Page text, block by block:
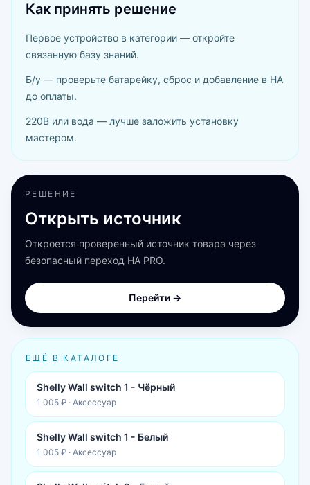
Как принять решение
Первое устройство в категории — откройте
связанную базу знаний.
Б/у — проверьте батарейку, сброс и добавление в HA
до оплаты.
220В или вода — лучше заложить установку
мастером.
РЕШЕНИЕ
Открыть источник
Откроется проверенный источник товара через
безопасный переход HA PRO.
Перейти →
ЕЩЁ В КАТАЛОГЕ
Shelly Wall switch 1 - Чёрный
1 005 ₽ · Аксессуар
Shelly Wall switch 1 - Белый
1 005 ₽ · Аксессуар